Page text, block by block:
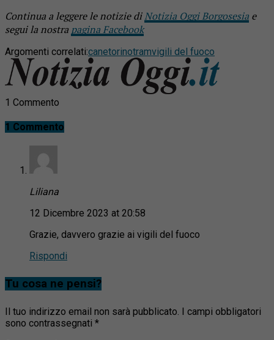
Continua a leggere le notizie diNotizia Oggi Borgosesia e
segui la nostra pagina Facebook
Argomenti correlati:canetorinotramvigili del fuoco
1 Commento
1 Commento
Liliana
12 Dicembre 2023 at 20:58
Grazie, davvero grazie ai vigili del fuoco
Rispondi
Tu cosa ne pensi?
Il tuo indirizzo email non sarà pubblicato. I campi obbligatori
sono contrassegnati *